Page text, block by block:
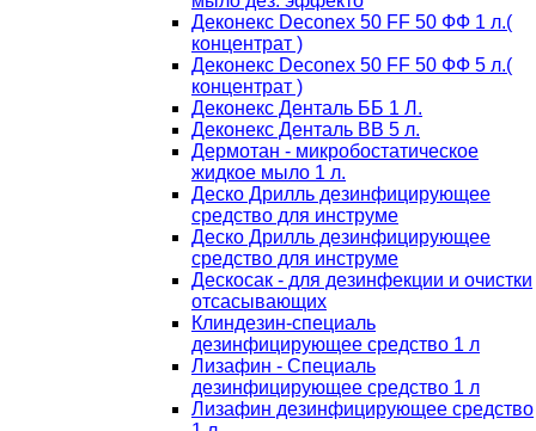
Деконекс Deconex 50 FF 50 ФФ 1 л.(
концентрат )
Деконекс Deconex 50 FF 50 ФФ 5 л.(
концентрат )
Деконекс Денталь ББ 1 Л.
Деконекс Денталь ВВ 5 л.
Дермотан - микробостатическое
жидкое мыло 1 л.
Деско Дрилль дезинфицирующее
средство для инструме
Деско Дрилль дезинфицирующее
средство для инструме
Дескосак - для дезинфекции и очистки
отсасывающих
Клиндезин-специаль
дезинфицирующее средство 1 л
Лизафин - Специаль
дезинфицирующее средство 1 л
Лизафин дезинфицирующее средство